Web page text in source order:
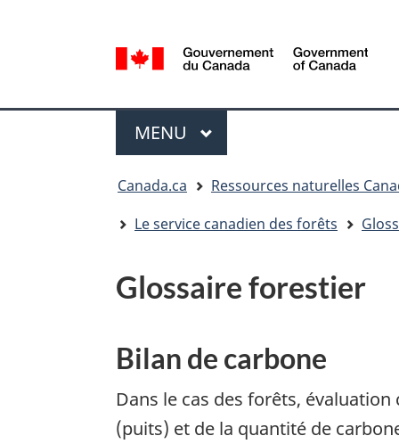
de
la
Government
MENU PRINCIPAL
Canada.ca
Ressources naturelles
Le service canadien des forêts
Glossaire forestier
Bilan de carbone
Dans le cas des forêts,
(puits) et de la quantité de